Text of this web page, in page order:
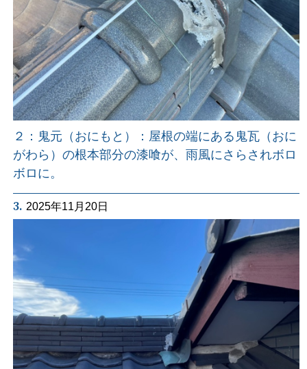
２：鬼元（おにもと）：屋根の端にある鬼瓦（おに
がわら）の根本部分の漆喰が、雨風にさらされボロ
ボロに。
3. 2025年11月20日